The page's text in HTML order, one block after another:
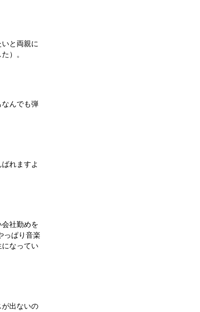
と両親に
）。
んでも弾
れますよ
社勤めを
っぱり音楽
なってい
出ないの